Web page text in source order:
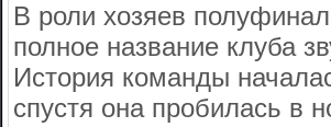
В роли хозяев
полное название клуба
История команды
спустя она пробилась в